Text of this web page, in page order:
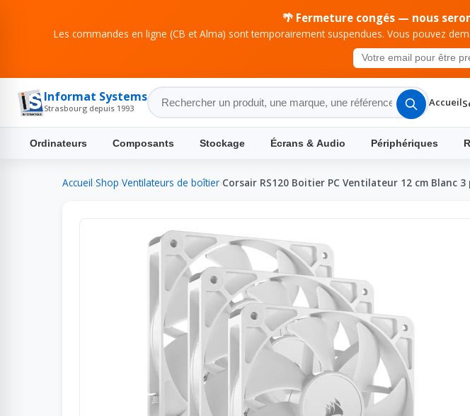
🌴 Fermeture congés — nous
Les commandes en ligne (CB et Alma) sont temporairement suspendues. Vous pouvez
Informat Systems
Strasbourg depuis 1993 Accueil
Ordinateurs Composants Stockage Écrans & Audio Périphériques
Accueil Shop Ventilateurs de boîtier Corsair RS120 Boitier PC Ventilateur 12 cm Blanc 3